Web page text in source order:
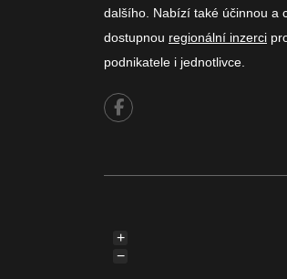
dalšího. Nabízí také účinnou a
dostupnou regionální inzerci
podnikatele i jednotlivce.
+
−